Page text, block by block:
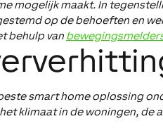
mogelijk maakt. In
op de behoeften en
behulp van
smart home oplossing
klimaat in de woningen, de